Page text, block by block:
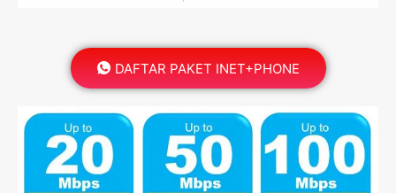
DAFTAR PAKET INET+PHONE